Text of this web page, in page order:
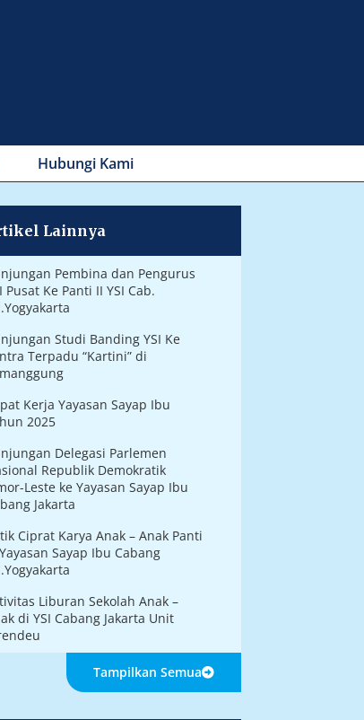
Hubungi Kami
Lainnya
Pembina dan Pengurus
Pusat Ke Panti II YSI Cab.
Studi Banding YSI Ke
Terpadu “Kartini” di
Kerja Yayasan Sayap Ibu
2025
Delegasi Parlemen
Republik Demokratik
Leste ke Yayasan Sayap Ibu
Jakarta
Ciprat Karya Anak – Anak Panti
Sayap Ibu Cabang
Liburan Sekolah Anak –
di YSI Cabang Jakarta Unit
Tampilkan Semua